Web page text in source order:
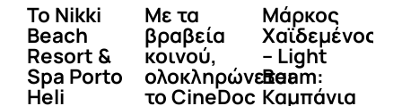
To Nikki
Beach
Resort &
Spa Porto
Heli
Με τα
βραβεία
κοινού,
ολοκληρώνεται
το CineDoc
Μάρκος
Χαϊδεμένος
– Light
Beam:
Καμπάνια